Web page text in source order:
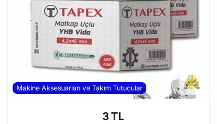
Makine Aksesuarları ve Takım Tutucular
3 TL